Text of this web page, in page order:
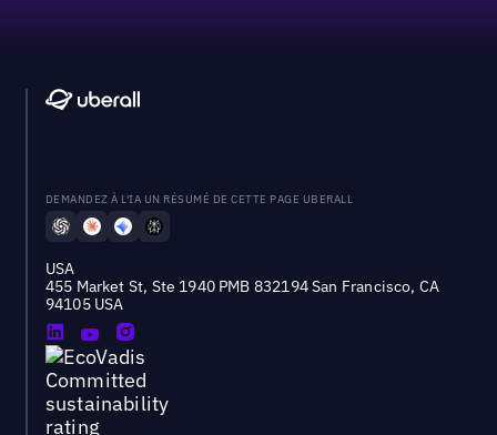
DEMANDEZ À L'IA UN RÉSUMÉ DE CETTE PAGE UBERALL
USA
455 Market St, Ste 1940 PMB 832194 San Francisco, CA
94105 USA